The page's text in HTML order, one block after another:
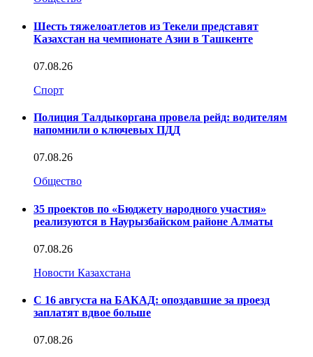
Шесть тяжелоатлетов из Текели представят
Казахстан на чемпионате Азии в Ташкенте
07.08.26
Спорт
Полиция Талдыкоргана провела рейд: водителям
напомнили о ключевых ПДД
07.08.26
Общество
35 проектов по «Бюджету народного участия»
реализуются в Наурызбайском районе Алматы
07.08.26
Новости Казахстана
С 16 августа на БАКАД: опоздавшие за проезд
заплатят вдвое больше
07.08.26